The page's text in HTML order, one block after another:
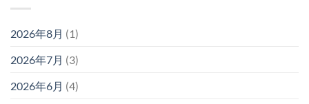
2026年8月 (1)
2026年7月 (3)
2026年6月 (4)